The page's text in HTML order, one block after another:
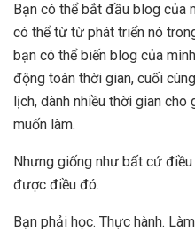
Bạn có thể bắt đầu blog của
có thể từ từ phát triển nó
bạn có thể biến blog của
động toàn thời gian, cuối
lịch, dành nhiều thời gian
muốn làm.
Nhưng giống như bất cứ
được điều đó.
Bạn phải học. Thực hành.